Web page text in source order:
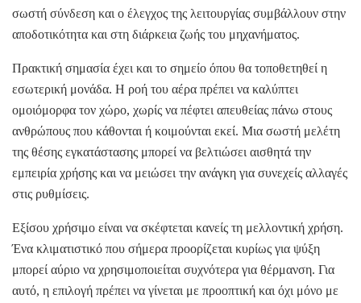
σωστή σύνδεση και ο έλεγχος της λειτουργίας συμβάλλουν στην
αποδοτικότητα και στη διάρκεια ζωής του μηχανήματος.
Πρακτική σημασία έχει και το σημείο όπου θα τοποθετηθεί η
εσωτερική μονάδα. Η ροή του αέρα πρέπει να καλύπτει
ομοιόμορφα τον χώρο, χωρίς να πέφτει απευθείας πάνω στους
ανθρώπους που κάθονται ή κοιμούνται εκεί. Μια σωστή μελέτη
της θέσης εγκατάστασης μπορεί να βελτιώσει αισθητά την
εμπειρία χρήσης και να μειώσει την ανάγκη για συνεχείς αλλαγές
στις ρυθμίσεις.
Εξίσου χρήσιμο είναι να σκέφτεται κανείς τη μελλοντική χρήση.
Ένα κλιματιστικό που σήμερα προορίζεται κυρίως για ψύξη
μπορεί αύριο να χρησιμοποιείται συχνότερα για θέρμανση. Για
αυτό, η επιλογή πρέπει να γίνεται με προοπτική και όχι μόνο με